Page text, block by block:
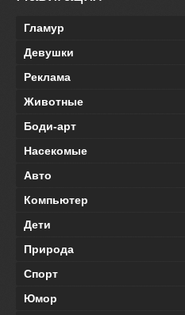
Гламур
Девушки
Реклама
Животные
Боди-арт
Насекомые
Авто
Компьютер
Дети
Природа
Спорт
Юмор